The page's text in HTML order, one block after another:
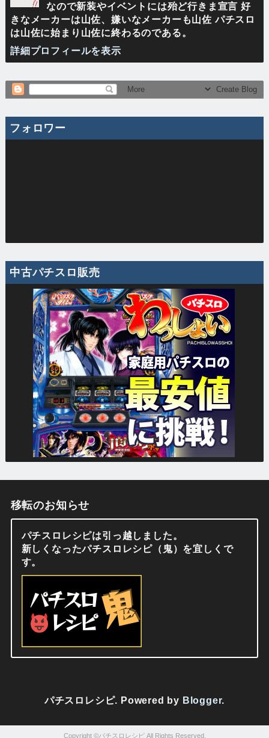
なので新装やイベントには殆ど行きま宣言 好
きなメーカーは山佐、嫌いなメーカーも山佐 パチスロ
は山佐に始まり山佐に終わるのである。
詳細プロフィールを表示
フォロワー
中古パチスロ販売
移転のお知らせ
パチスロレシピは引っ越しました。
新しくなったパチスロレシピ（鬼）を宜しくで
す。
パチスロレシピ. Powered by Blogger.
パチスロレシピ